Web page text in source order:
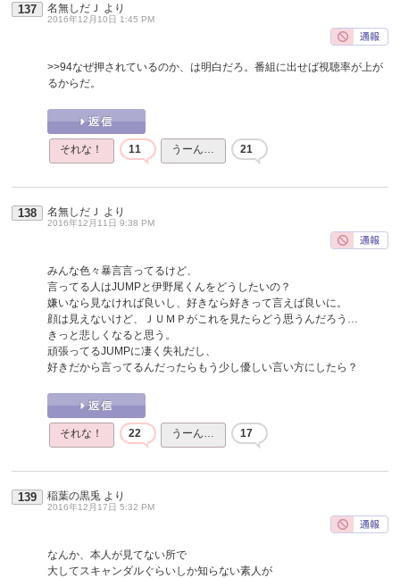
137 名無しだＪ より
2016年12月10日 1:45 PM
>>94なぜ押されているのか、は明白だろ。番組に出せば視聴率が上が
るからだ。
それな！ 11 うーん… 21
138 名無しだＪ より
2016年12月11日 9:38 PM
みんな色々暴言言ってるけど、
言ってる人はJUMPと伊野尾くんをどうしたいの？
嫌いなら見なければ良いし、好きなら好きって言えば良いに。
顔は見えないけど、ＪＵＭＰがこれを見たらどう思うんだろう…
きっと悲しくなると思う。
頑張ってるJUMPに凄く失礼だし、
好きだから言ってるんだったらもう少し優しい言い方にしたら？
それな！ 22 うーん… 17
139 稲葉の黒兎 より
2016年12月17日 5:32 PM
なんか、本人が見てない所で
大してスキャンダルぐらいしか知らない素人が